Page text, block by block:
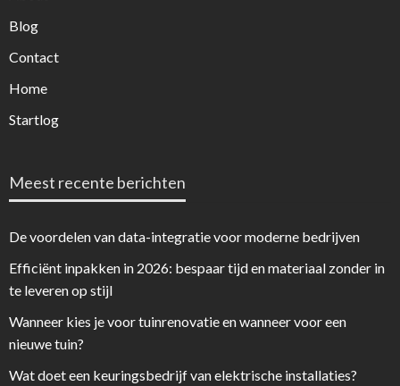
Blog
Contact
Home
Startlog
Meest recente berichten
De voordelen van data-integratie voor moderne bedrijven
Efficiënt inpakken in 2026: bespaar tijd en materiaal zonder in
te leveren op stijl
Wanneer kies je voor tuinrenovatie en wanneer voor een
nieuwe tuin?
Wat doet een keuringsbedrijf van elektrische installaties?